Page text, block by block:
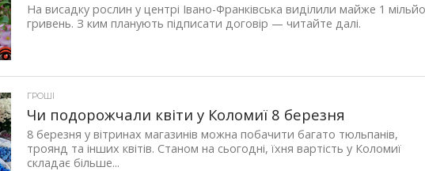
На висадку рослин у центрі Івано-Франківська виділили майже 1
гривень. З ким планують підписати договір — читайте далі.
ГРОШІ
Чи подорожчали квіти у Коломиї 8 березня
8 березня у вітринах магазинів можна побачити багато тюльпанів,
троянд та інших квітів. Станом на сьогодні, їхня вартість у Коломиї
складає більше...